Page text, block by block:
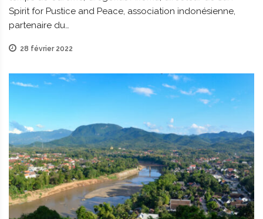
Spirit for Pustice and Peace, association indonésienne,
partenaire du…
28 février 2022